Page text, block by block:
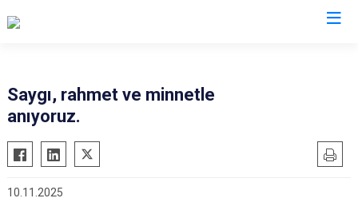
Almus
Artova
Erbaa
Saygı, rahmet ve minnetle
anıyoruz.
10.11.2025